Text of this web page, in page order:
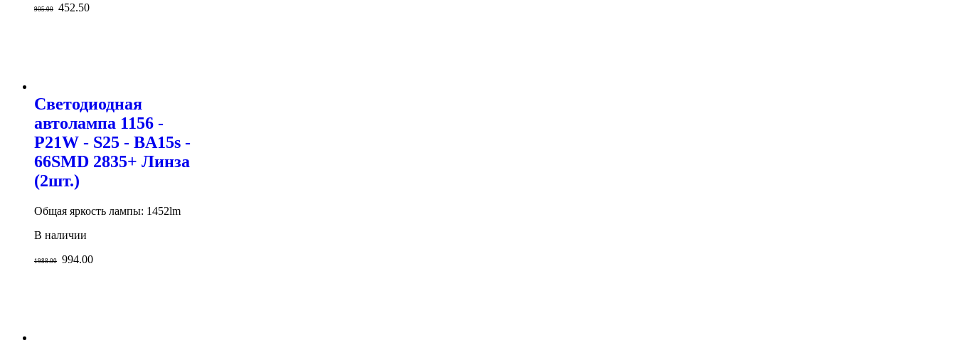
905.00 452.50
Светодиодная
автолампа 1156 -
P21W - S25 - BA15s -
66SMD 2835+ Линза
(2шт.)
Общая яркость лампы: 1452lm
В наличии
1988.00 994.00